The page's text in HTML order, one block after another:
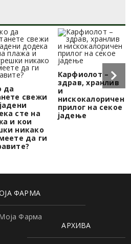
да
свежи
сте на
и кои
никако
да ги
Карфиолот –
здрав, хранлив
и
нискокалоричен
прилог на секое
јадење
ФАРМА
АРХИВА